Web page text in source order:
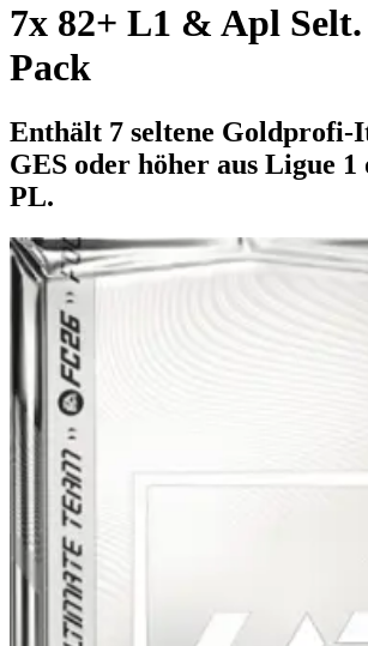
7x 82+ L1 & Apl
Pack
Enthält 7 seltene Goldprofi-
GES oder höher aus Ligue
PL.